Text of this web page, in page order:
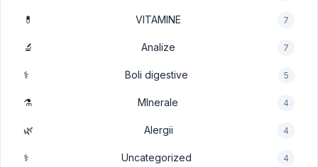
💊 VITAMINE 7
🔬 Analize 7
⚕️ Boli digestive 5
⚗️ MInerale 4
🌿 Alergii 4
⚕️ Uncategorized 4